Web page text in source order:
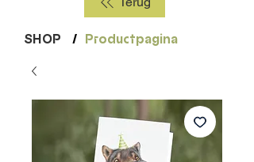
SHOP / Productpagina